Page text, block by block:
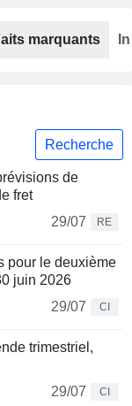
Recherche
de
fret
29/07
RE
pour le deuxième
juin 2026
29/07
CI
trimestriel,
29/07
CI
marquants